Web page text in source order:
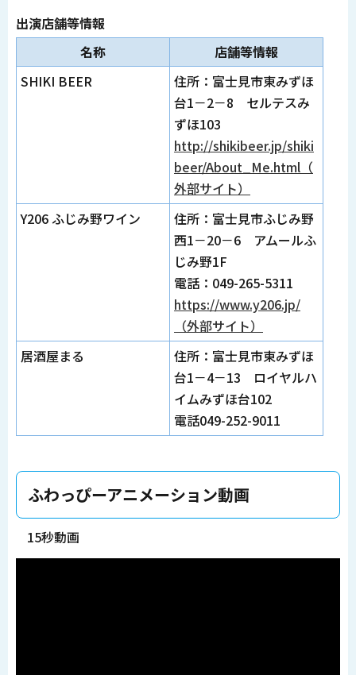
出演店舗等情報
名称
店舗等情報
SHIKI BEER
住所：富士見市東みずほ
台1－2－8 セルテスみ
ずほ103
http://shikibeer.jp/shiki
beer/About_Me.html（
外部サイト）
Y206 ふじみ野ワイン
住所：富士見市ふじみ野
西1－20－6 アムールふ
じみ野1F
電話：049-265-5311
https://www.y206.jp/
（外部サイト）
居酒屋まる
住所：富士見市東みずほ
台1－4－13 ロイヤルハ
イムみずほ台102
電話049-252-9011
ふわっぴーアニメーション動画
15秒動画